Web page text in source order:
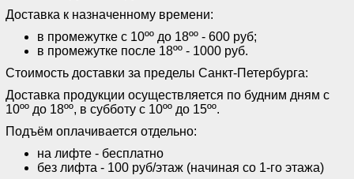
Доставка к назначенному времени:
в промежутке с 10ºº до 18ºº - 600 руб;
в промежутке после 18ºº - 1000 руб.
Стоимость доставки за пределы Санкт-Петербурга:
Доставка продукции осуществляется по будним дням с
10ºº до 18ºº, в субботу с 10ºº до 15ºº.
Подъём оплачивается отдельно:
на лифте - бесплатно
без лифта - 100 руб/этаж (начиная со 1-го этажа)